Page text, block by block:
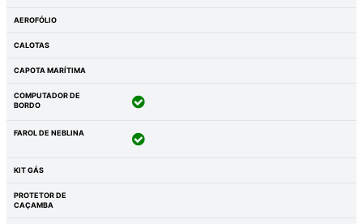
AEROFÓLIO
CALOTAS
CAPOTA MARÍTIMA
COMPUTADOR DE
BORDO
FAROL DE NEBLINA
KIT GÁS
PROTETOR DE
CAÇAMBA